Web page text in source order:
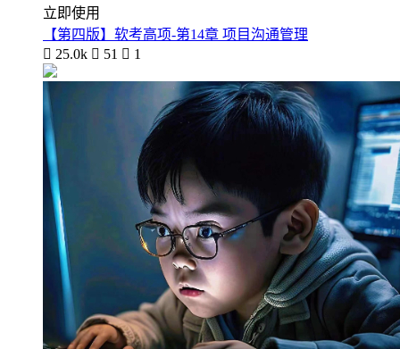
立即使用
【第四版】软考高项-第14章 项目沟通管理
 25.0k  51  1